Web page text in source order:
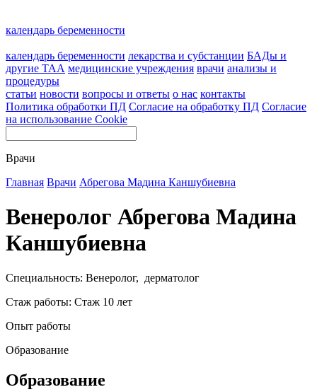
календарь беременности
календарь беременности лекарства и субстанции БАДы и
другие ТАА медицинские учреждения врачи анализы и
процедуры
статьи новости вопросы и ответы о нас контакты
Политика обработки ПД Согласие на обработку ПД Согласие
на использование Cookie
Врачи
Главная Врачи Абрегова Мадина Каншубиевна
Венеролог Абрегова Мадина
Каншубиевна
Специальность: Венеролог, дерматолог
Стаж работы: Стаж 10 лет
Опыт работы
Образование
Образование